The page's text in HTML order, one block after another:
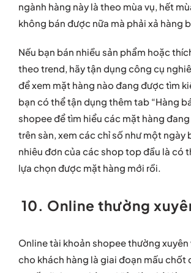
ngành hàng này là theo mùa vụ, hết
không bán được nữa mà phải xả hàng
Nếu bạn bán nhiều sản phẩm hoặc
theo trend, hãy tận dụng công cụ
để xem mặt hàng nào đang được tìm
bạn có thể tận dụng thêm tab “Hàng
shopee để tìm hiểu các mặt hàng
trên sàn, xem các chỉ số như một ngày
nhiêu đơn của các shop top đầu là có
lựa chọn được mặt hàng mới rồi.
10. Online thường
Online tài khoản shopee thường xuyên
cho khách hàng là giai đoạn mấu chốt